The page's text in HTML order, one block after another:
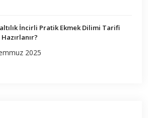
İncirli Pratik Ekmek Dilimi Tarifi
Hazırlanır?
2025